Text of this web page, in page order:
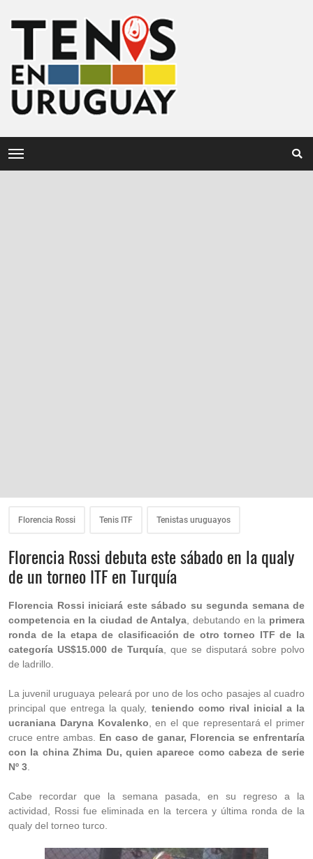
Florencia Rossi Tenis ITF Tenistas uruguayos
Florencia Rossi debuta este sábado en la qualy
de un torneo ITF en Turquía
Florencia Rossi iniciará este sábado su segunda semana de
competencia en la ciudad de Antalya , debutando en la primera
ronda de la etapa de clasificación de otro torneo ITF de la
categoría US$15.000 de Turquía , que se disputará sobre polvo
de ladrillo.
La juvenil uruguaya peleará por uno de los ocho pasajes al cuadro
principal que entrega la qualy, teniendo como rival inicial a la
ucraniana Daryna Kovalenko , en el que representará el primer
cruce entre ambas. En caso de ganar, Florencia se enfrentaría
con la china Zhima Du, quien aparece como cabeza de serie
Nº 3
Cabe recordar que la semana pasada, en su regreso a la
actividad, Rossi fue eliminada en la tercera y última ronda de la
qualy del torneo turco.